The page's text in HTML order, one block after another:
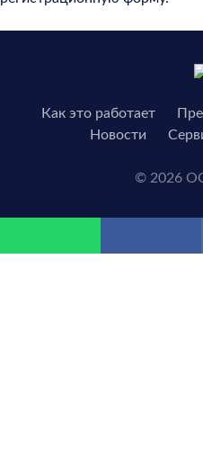
Как это работает
Новости
© 2026